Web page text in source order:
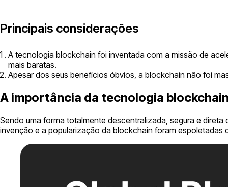
Principais considerações
A tecnologia blockchain foi inventada com a missão de
mais baratas.
Apesar dos seus benefícios óbvios, a blockchain não foi
A importância da tecnologia
Sendo uma forma totalmente descentralizada, segura e
invenção e a popularização da blockchain foram